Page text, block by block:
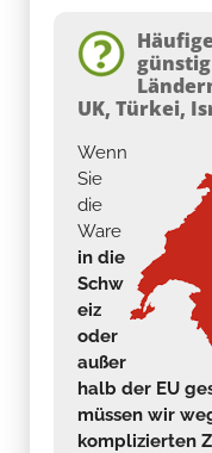
UK, Türkei,
Wenn
Sie
die
Ware
in die
Schw
eiz
oder
außer
halb der EU
müssen wir
komplizierten